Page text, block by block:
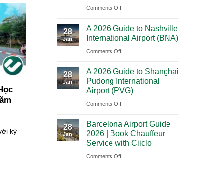
kỳ
Parks
The
Cultural
Across
Comments Offon
Mexico
Yucatan
Highlights:
Luxury
Travel
Journey
from
del
28
Jan
A 2026 Guide to Nashville
International Airport (BNA)
Comments Offon
2026
Guide
to
Nashville
Airport
(BNA)
28
Jan
A 2026 Guide to Shanghai
Pudong International
Airport (PVG)
Comments Offon
2026
Guide
to
Shanghai
28
Jan
Barcelona Airport Guide
2026 | Book Chauffeur
Service with Ciiclo
Comments Offon